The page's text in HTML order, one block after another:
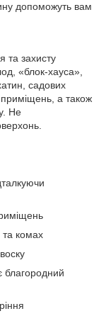
допоможуть вам
та захисту
«блок-хауса»,
садових
приміщень, а також
Не
та комах
благородний